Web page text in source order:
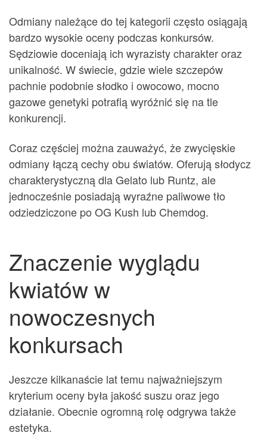
Odmiany należące do tej kategorii często osiągają
bardzo wysokie oceny podczas konkursów.
Sędziowie doceniają ich wyrazisty charakter oraz
unikalność. W świecie, gdzie wiele szczepów
pachnie podobnie słodko i owocowo, mocno
gazowe genetyki potrafią wyróżnić się na tle
konkurencji.
Coraz częściej można zauważyć, że zwycięskie
odmiany łączą cechy obu światów. Oferują słodycz
charakterystyczną dla Gelato lub Runtz, ale
jednocześnie posiadają wyraźne paliwowe tło
odziedziczone po OG Kush lub Chemdog.
Znaczenie wyglądu
kwiatów w
nowoczesnych
konkursach
Jeszcze kilkanaście lat temu najważniejszym
kryterium oceny była jakość suszu oraz jego
działanie. Obecnie ogromną rolę odgrywa także
estetyka.